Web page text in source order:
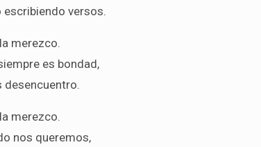
escribiendo versos.
merezco.
es bondad,
desencuentro.
merezco.
nos queremos,